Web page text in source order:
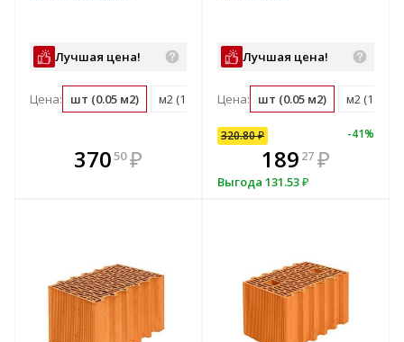
Лучшая цена!
Цена: шт (0.05 м2) м2 (18.3 шт) м3 (35.8 шт) поддон (50
37050 ₽
В комплекте
всегда выгоднее!
Лучшая цена!
Цена: шт (0.05 м2) м2 (18.3
32080
320.80₽ -41%
189 27 ₽
Выгода 131.53₽